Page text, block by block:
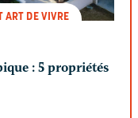
ART DE VIVRE
: 5 propriétés